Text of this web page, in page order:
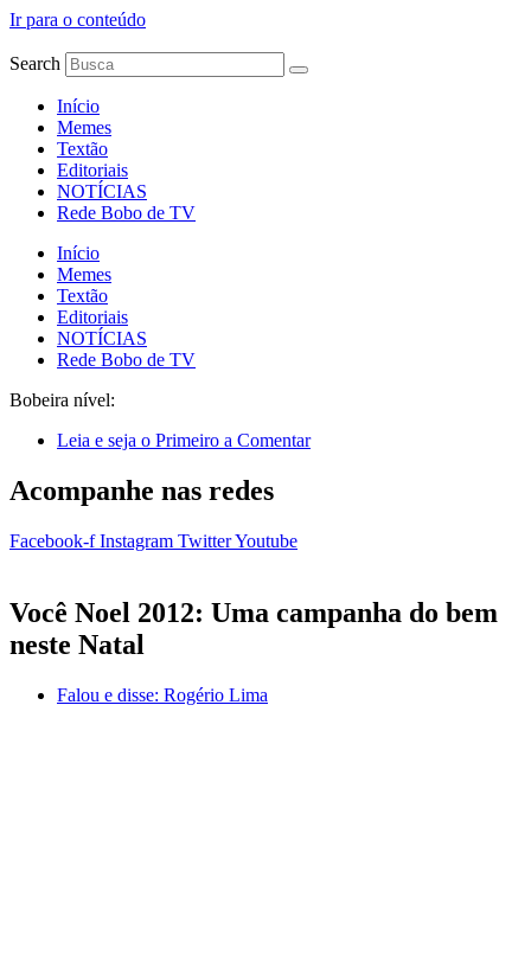
Ir para o conteúdo
Search
Início
Memes
Textão
Editoriais
NOTÍCIAS
Rede Bobo de TV
Início
Memes
Textão
Editoriais
NOTÍCIAS
Rede Bobo de TV
Bobeira nível:
Leia e seja o Primeiro a Comentar
Acompanhe nas redes
Facebook-f Instagram TwitterYoutube
Você Noel 2012: Uma campanha do bem
neste Natal
Falou e disse: Rogério Lima